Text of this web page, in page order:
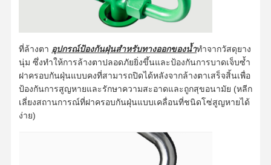
ที่ล้างตา อุปกรณ์ป้องกันฝุ่นสำหรับทางออกของน้ำทำจากวัสดุยาง
นุ่ม ซึ่งทำให้การล้างตาปลอดภัยยิ่งขึ้นและป้องกันการบาดเจ็บซ้ำ
ฝาครอบกันฝุ่นแบบคงที่สามารถปิดได้หลังจากล้างตาเสร็จสิ้นเพื่อ
ป้องกันการสูญหายและรักษาความสะอาดและถูกสุขอนามัย (หลีก
เลี่ยงสถานการณ์ที่ฝาครอบกันฝุ่นแบบเคลื่อนที่ชนิดโซ่สูญหายได้
ง่าย)